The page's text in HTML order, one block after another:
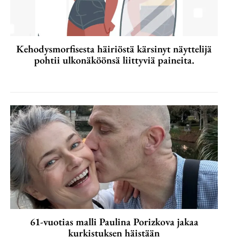
Kehodysmorfisesta häiriöstä kärsinyt näyttelijä
pohtii ulkonäköönsä liittyviä paineita.
61-vuotias malli Paulina Porizkova jakaa
kurkistuksen häistään